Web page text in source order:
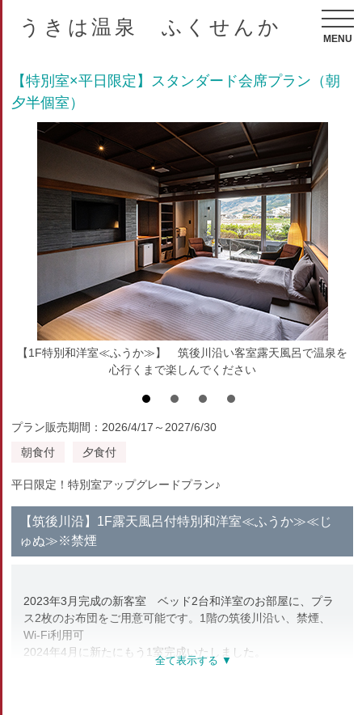
うきは温泉 ふくせんか
MENU
【特別室×平日限定】スタンダード会席プラン（朝
夕半個室）
【1F特別和洋室≪ふうか≫】 筑後川沿い客室露天風呂で温泉を
心行くまで楽しんでください
プラン販売期間：2026/4/17～2027/6/30
朝食付
夕食付
平日限定！特別室アップグレードプラン♪
【筑後川沿】1F露天風呂付特別和洋室≪ふうか≫≪じ
ゅぬ≫※禁煙
2023年3月完成の新客室 ベッド2台和洋室のお部屋に、プラ
ス2枚のお布団をご用意可能です。1階の筑後川沿い、禁煙、
Wi-Fi利用可
2024年4月に新たにもう1室完成いたしました。
※こちらの客室はペットとご宿泊いただけません。ご了承くだ